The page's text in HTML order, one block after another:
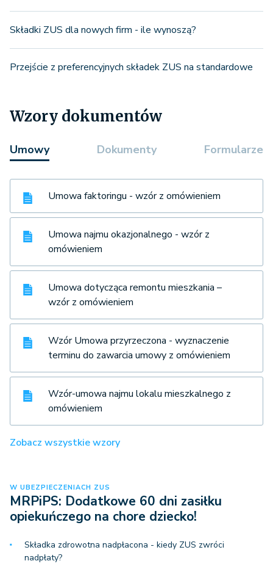
Składki ZUS dla nowych firm - ile wynoszą?
Przejście z preferencyjnych składek ZUS na standardowe
Wzory dokumentów
Umowy Dokumenty Formularze
Umowa faktoringu - wzór z omówieniem
Umowa najmu okazjonalnego - wzór z
omówieniem
Umowa dotycząca remontu mieszkania –
wzór z omówieniem
Wzór Umowa przyrzeczona - wyznaczenie
terminu do zawarcia umowy z omówieniem
Wzór-umowa najmu lokalu mieszkalnego z
omówieniem
Zobacz wszystkie wzory
W UBEZPIECZENIACH ZUS
MRPiPS: Dodatkowe 60 dni zasiłku
opiekuńczego na chore dziecko!
Składka zdrowotna nadpłacona - kiedy ZUS zwróci
nadpłaty?